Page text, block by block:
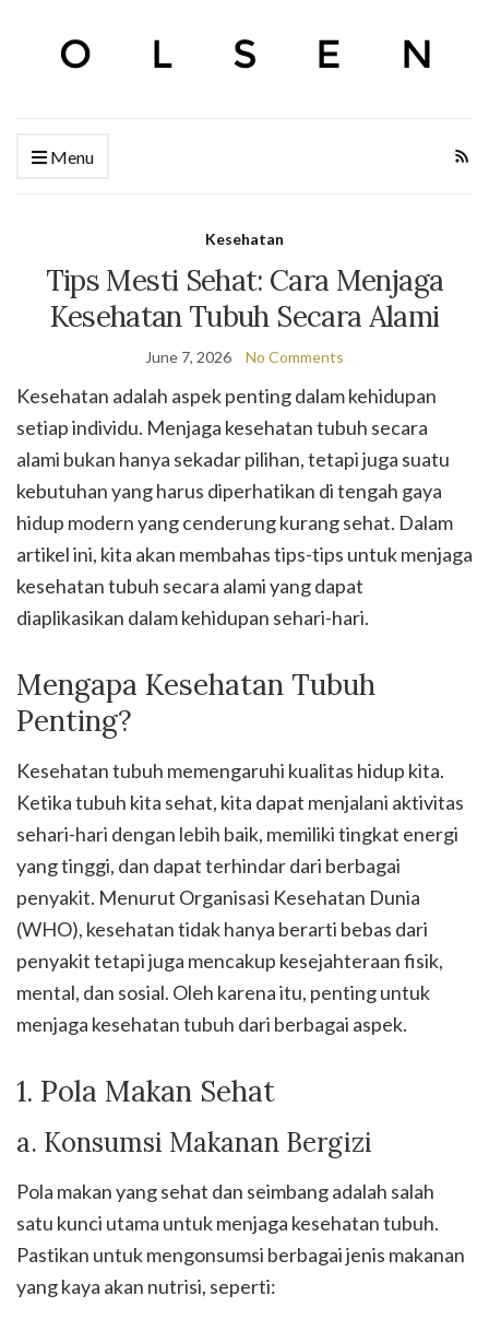
Menu
Kesehatan
Tips Mesti Sehat: Cara Menjaga
Kesehatan Tubuh Secara Alami
June 7, 2026 No Comments
Kesehatan adalah aspek penting dalam kehidupan
setiap individu. Menjaga kesehatan tubuh secara
alami bukan hanya sekadar pilihan, tetapi juga suatu
kebutuhan yang harus diperhatikan di tengah gaya
hidup modern yang cenderung kurang sehat. Dalam
artikel ini, kita akan membahas tips-tips untuk menjaga
kesehatan tubuh secara alami yang dapat
diaplikasikan dalam kehidupan sehari-hari.
Mengapa Kesehatan Tubuh
Penting?
Kesehatan tubuh memengaruhi kualitas hidup kita.
Ketika tubuh kita sehat, kita dapat menjalani aktivitas
sehari-hari dengan lebih baik, memiliki tingkat energi
yang tinggi, dan dapat terhindar dari berbagai
penyakit. Menurut Organisasi Kesehatan Dunia
(WHO), kesehatan tidak hanya berarti bebas dari
penyakit tetapi juga mencakup kesejahteraan fisik,
mental, dan sosial. Oleh karena itu, penting untuk
menjaga kesehatan tubuh dari berbagai aspek.
1. Pola Makan Sehat
a. Konsumsi Makanan Bergizi
Pola makan yang sehat dan seimbang adalah salah
satu kunci utama untuk menjaga kesehatan tubuh.
Pastikan untuk mengonsumsi berbagai jenis makanan
yang kaya akan nutrisi, seperti: